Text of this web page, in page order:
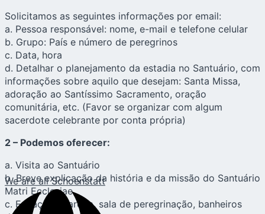
Solicitamos as seguintes informações por email:
a. Pessoa responsável: nome, e-mail e telefone celular
b. Grupo: País e número de peregrinos
c. Data, hora
d. Detalhar o planejamento da estadia no Santuário, com
informações sobre aquilo que desejam: Santa Missa,
adoração ao Santíssimo Sacramento, oração
comunitária, etc. (Favor se organizar com algum
sacerdote celebrante por conta própria)
2 – Podemos oferecer:
a. Visita ao Santuário
b. Breve explicação da história e da missão do Santuário
Matri Ecclesiae
c. Espaço no jardim, sala de peregrinação, banheiros
We are all Schoenstatt